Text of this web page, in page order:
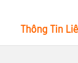
Thông Tin